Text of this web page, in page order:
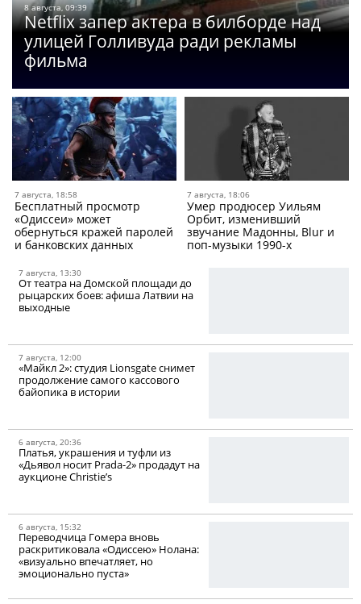
8 августа, 09:39
Netflix запер актера в билборде над
улицей Голливуда ради рекламы
фильма
7 августа, 18:58
Бесплатный просмотр
«Одиссеи» может
обернуться кражей паролей
и банковских данных
7 августа, 18:06
Умер продюсер Уильям
Орбит, изменивший
звучание Мадонны, Blur и
поп-музыки 1990-х
7 августа, 13:30
От театра на Домской площади до
рыцарских боев: афиша Латвии на
выходные
7 августа, 12:00
«Майкл 2»: студия Lionsgate снимет
продолжение самого кассового
байопика в истории
6 августа, 20:36
Платья, украшения и туфли из
«Дьявол носит Prada-2» продадут на
аукционе Christie’s
6 августа, 15:32
Переводчица Гомера вновь
раскритиковала «Одиссею» Нолана:
«визуально впечатляет, но
эмоционально пуста»